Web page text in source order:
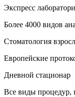
Экспресс
Более 4000 видов
Стоматология
Европейские
Дневной стационар
Все виды процедур,